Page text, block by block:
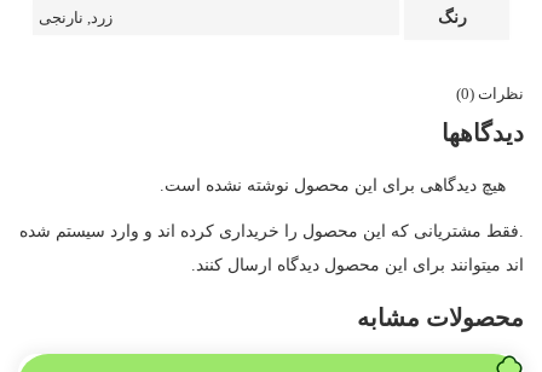
رنگ زرد, نارنجی
نظرات (0)
دیدگاهها
هیچ دیدگاهی برای این محصول نوشته نشده است.
.فقط مشتریانی که این محصول را خریداری کرده اند و وارد سیستم شده
اند میتوانند برای این محصول دیدگاه ارسال کنند.
محصولات مشابه